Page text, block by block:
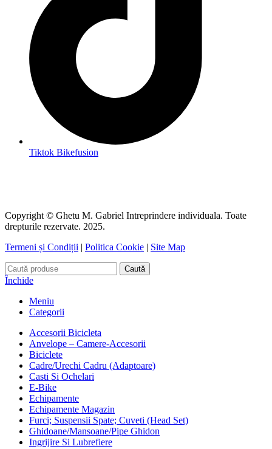
Tiktok Bikefusion
Copyright © Ghetu M. Gabriel Intreprindere individuala. Toate
drepturile rezervate. 2025.
Termeni și Condiții | Politica Cookie | Site Map
Caută
Închide
Meniu
Categorii
Accesorii Bicicleta
Anvelope – Camere-Accesorii
Biciclete
Cadre/Urechi Cadru (Adaptoare)
Casti Si Ochelari
E-Bike
Echipamente
Echipamente Magazin
Furci; Suspensii Spate; Cuveti (Head Set)
Ghidoane/Mansoane/Pipe Ghidon
Ingrijire Si Lubrefiere